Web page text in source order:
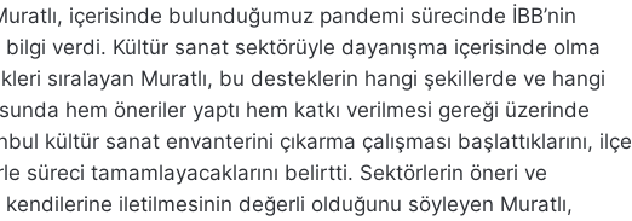
içerisinde bulunduğumuz pandemi sürecinde İBB’nin
bilgi verdi. Kültür sanat sektörüyle dayanışma içerisinde olma
sıralayan Muratlı, bu desteklerin hangi şekillerde ve hangi
hem öneriler yaptı hem katkı verilmesi gereği üzerinde
kültür sanat envanterini çıkarma çalışması başlattıklarını, ilçe
süreci tamamlayacaklarını belirtti. Sektörlerin öneri ve
kendilerine iletilmesinin değerli olduğunu söyleyen Muratlı,